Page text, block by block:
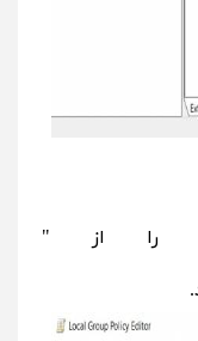
را از "